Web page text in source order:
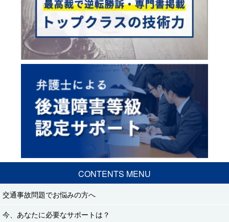
CONTENTS MENU
交通事故問題でお悩みの方へ
今、あなたに必要なサポートは？